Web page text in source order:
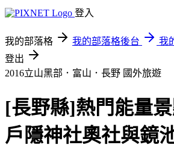
登入
我的部落格 我的部落格後台
我
登出
2016立山黑部．富山．長野 國外旅遊
[長野縣]熱門能量
戶隱神社奧社與鏡